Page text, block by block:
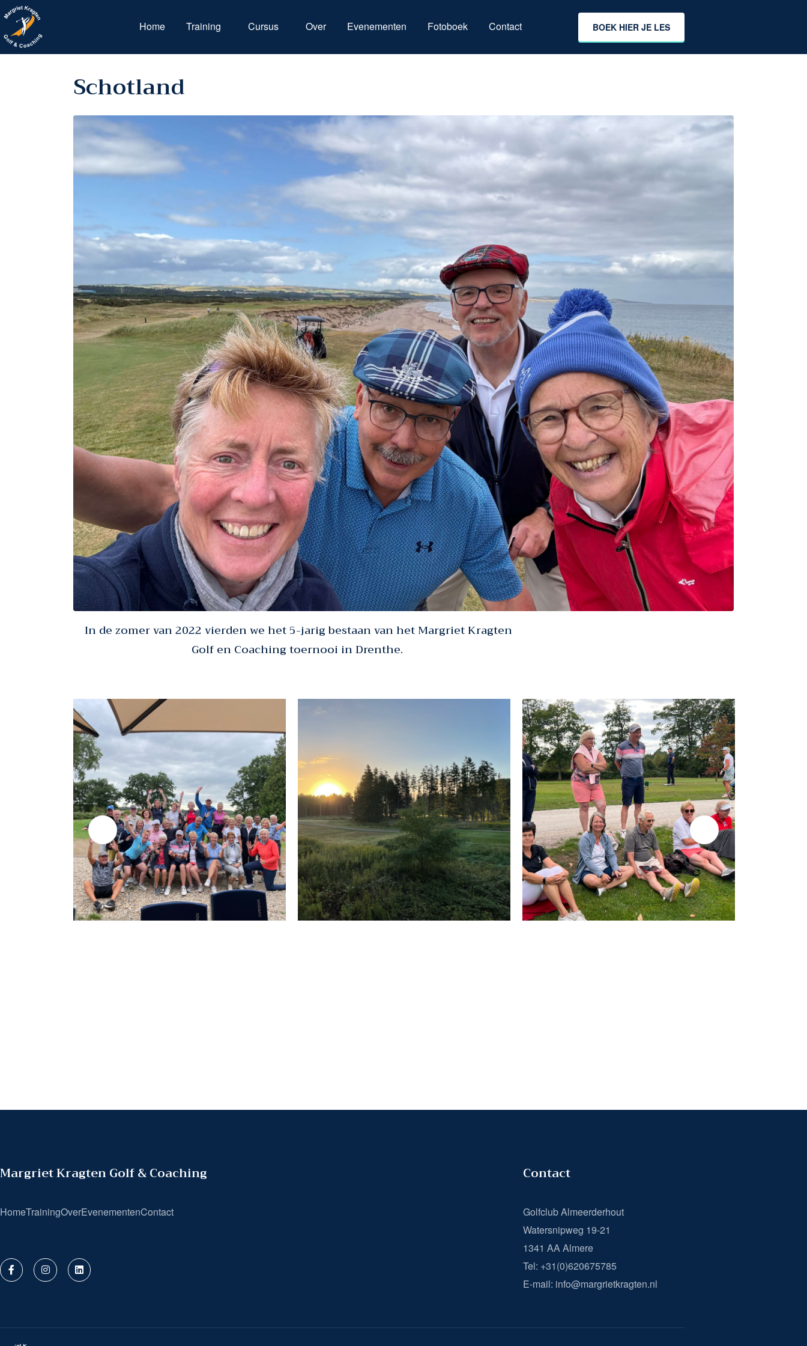
Home Training Cursus Over Evenementen Fotoboek Contact BOEK HIER JE LES
Schotland
In de zomer van 2022 vierden we het 5-jarig bestaan van het Margriet Kragten
Golf en Coaching toernooi in Drenthe.
Margriet Kragten Golf & Coaching
HomeTrainingOverEvenementenContact
Contact
Golfclub Almeerderhout
Watersnipweg 19-21
1341 AA Almere
Tel: +31(0)620675785
E-mail: info@margrietkragten.nl